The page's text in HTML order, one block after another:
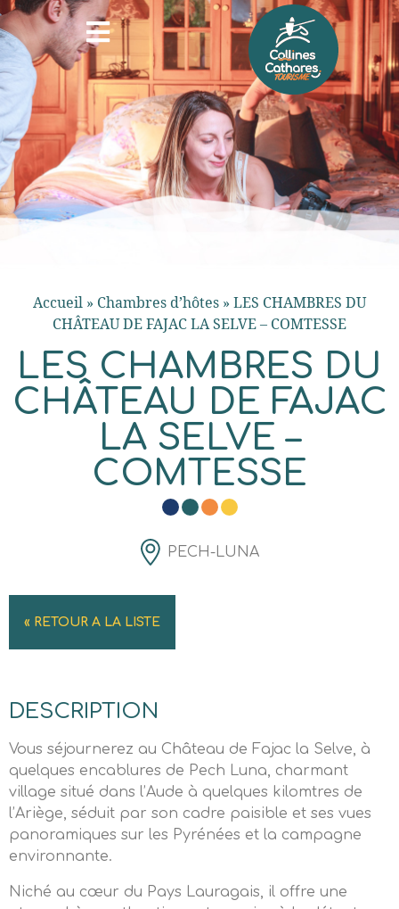
Accueil » Chambres d’hôtes » LES CHAMBRES DU
CHÂTEAU DE FAJAC LA SELVE – COMTESSE
LES CHAMBRES DU
CHÂTEAU DE FAJAC
LA SELVE –
COMTESSE
PECH-LUNA
« RETOUR A LA LISTE
DESCRIPTION
Vous séjournerez au Château de Fajac la Selve, à
quelques encablures de Pech Luna, charmant
village situé dans l’Aude à quelques kilomtres de
l’Ariège, séduit par son cadre paisible et ses vues
panoramiques sur les Pyrénées et la campagne
environnante.
Niché au cœur du Pays Lauragais, il offre une